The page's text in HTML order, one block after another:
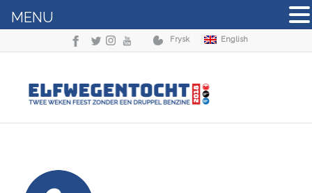
Frysk English
MENU